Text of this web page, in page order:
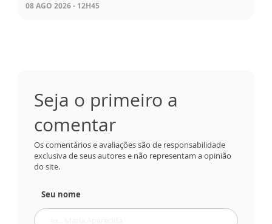
08 AGO 2026 - 12H45
Seja o primeiro a
comentar
Os comentários e avaliações são de responsabilidade
exclusiva de seus autores e não representam a opinião
do site.
Seu nome